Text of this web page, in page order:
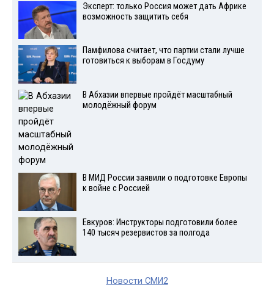
Эксперт: только Россия может дать Африке
возможность защитить себя
Памфилова считает, что партии стали лучше
готовиться к выборам в Госдуму
В Абхазии впервые пройдёт масштабный
молодёжный форум
В МИД России заявили о подготовке Европы
к войне с Россией
Евкуров: Инструкторы подготовили более
140 тысяч резервистов за полгода
Новости СМИ2